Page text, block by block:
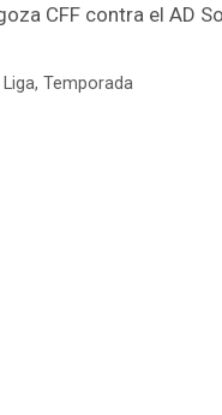
CFF contra el AD
Liga, Temporada